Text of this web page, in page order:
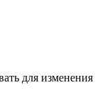
для изменения